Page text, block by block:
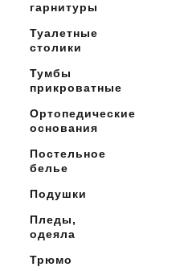
гарнитуры
Туалетные
столики
Тумбы
прикроватные
Ортопедические
основания
Постельное
белье
Подушки
Пледы,
одеяла
Трюмо